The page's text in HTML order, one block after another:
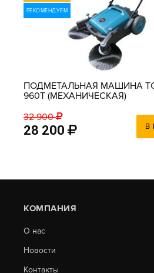
РЕКОМЕНДУЕМ
ПОДМЕТАЛЬНАЯ МАШИНА
960T (МЕХАНИЧЕСКАЯ)
32 900
28 200 В
КОМПАНИЯ
О нас
Новости
Контакты